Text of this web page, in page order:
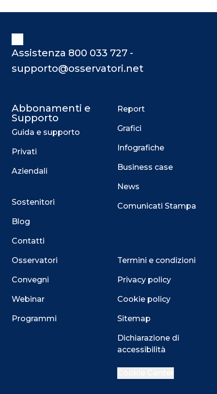
Assistenza 800 033 727 -
supporto@osservatori.net
Abbonamenti e
Supporto
Guida e supporto
Privati
Aziendali
Sostenitori
Blog
Contatti
Osservatori
Convegni
Webinar
Programmi
Report
Grafici
Infografiche
Business case
News
Comunicati Stampa
Termini e condizioni
Privacy policy
Cookie policy
Sitemap
Dichiarazione di
accessibilità